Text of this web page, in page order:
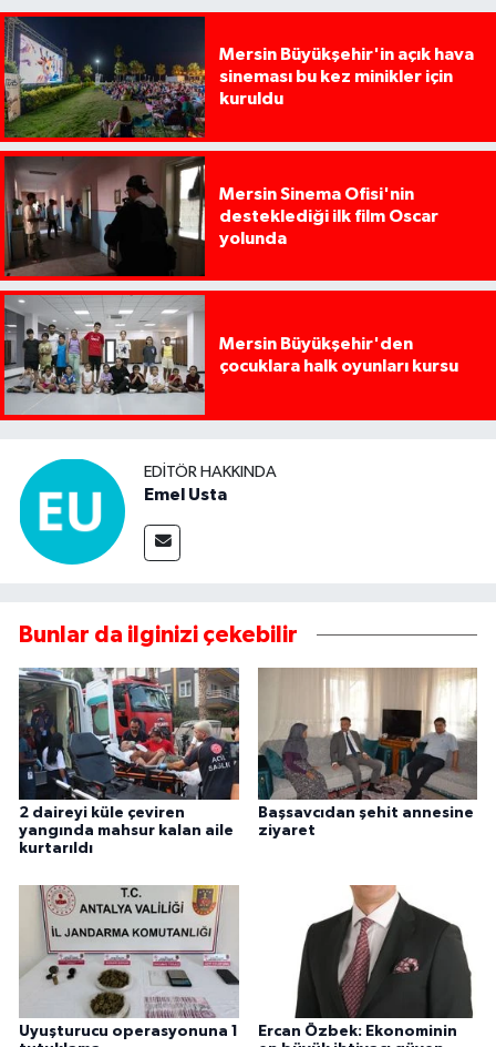
Mersin Büyükşehir'in açık hava
sineması bu kez minikler için
kuruldu
Mersin Sinema Ofisi'nin
desteklediği ilk film Oscar
yolunda
Mersin Büyükşehir'den
çocuklara halk oyunları kursu
EDITÖR HAKKINDA
Emel Usta
Bunlar da ilginizi çekebilir
2 daireyi küle çeviren
yangında mahsur kalan aile
kurtarıldı
Başsavcıdan şehit annesine
ziyaret
Uyuşturucu operasyonuna 1
Ercan Özbek: Ekonominin